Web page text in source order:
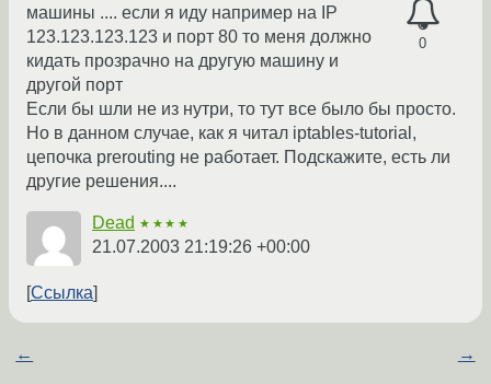
0
машины .... если я иду например на IP
123.123.123.123 и порт 80 то меня должно
кидать прозрачно на другую машину и
другой порт
Если бы шли не из нутри, то тут все было бы просто.
Но в данном случае, как я читал iptables-tutorial,
цепочка prerouting не работает. Подскажите, есть ли
другие решения....
Dead ★★★★
21.07.2003 21:19:26 +00:00
Ссылка
← →